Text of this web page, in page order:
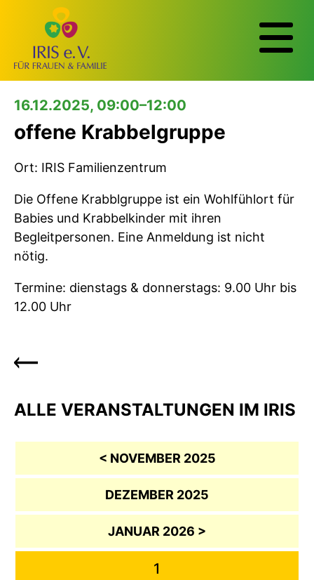
16.12.2025, 09:00–12:00
offene Krabbelgruppe
Ort: IRIS Familienzentrum
Die Offene Krabblgruppe ist ein Wohlfühlort für
Babies und Krabbelkinder mit ihren
Begleitpersonen. Eine Anmeldung ist nicht
nötig.
Termine: dienstags & donnerstags: 9.00 Uhr bis
12.00 Uhr
ALLE VERANSTALTUNGEN IM IRIS
< NOVEMBER 2025
DEZEMBER 2025
JANUAR 2026 >
1